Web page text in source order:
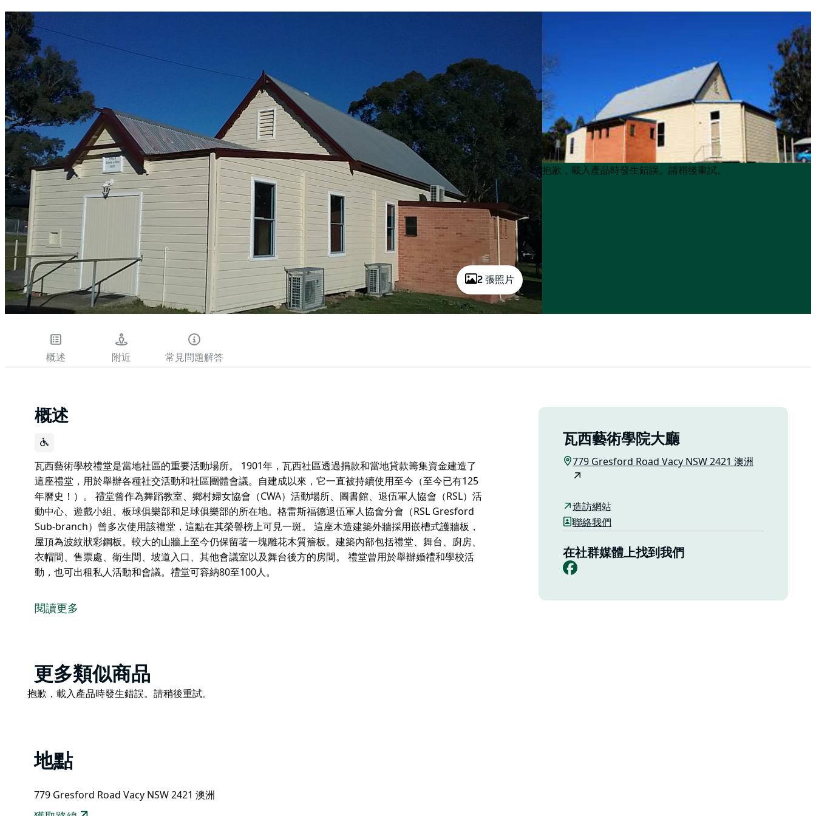
2 張照片
Product
Product
抱歉，載入產品時發生錯誤。請稍後重試。
概述 附近 常見問題解答
概述
瓦西藝術學校禮堂是當地社區的重要活動場所。 1901年，瓦西社區透過捐款和當地貸款籌集資金建造了
這座禮堂，用於舉辦各種社交活動和社區團體會議。自建成以來，它一直被持續使用至今（至今已有125
年曆史！）。 禮堂曾作為舞蹈教室、鄉村婦女協會（CWA）活動場所、圖書館、退伍軍人協會（RSL）活
動中心、遊戲小組、板球俱樂部和足球俱樂部的所在地。格雷斯福德退伍軍人協會分會（RSL Gresford
Sub-branch）曾多次使用該禮堂，這點在其榮譽榜上可見一斑。 這座木造建築外牆採用嵌槽式護牆板，
屋頂為波紋狀彩鋼板。較大的山牆上至今仍保留著一塊雕花木質簷板。建築內部包括禮堂、舞台、廚房、
衣帽間、售票處、衛生間、坡道入口、其他會議室以及舞台後方的房間。 禮堂曾用於舉辦婚禮和學校活
動，也可出租私人活動和會議。禮堂可容納80至100人。
這座禮堂，用於舉辦各種社交活動和社區團體會議。自建成以來，它一直被持續使用至今（至今已有125
年曆史！）。
曾多次使用該禮堂，這點在其榮譽榜上可見一斑。
這座木造建築外牆採用嵌槽式護牆板，屋頂為波紋狀彩鋼板。較大的山牆上至今仍保留著一塊雕花木質簷
閱讀更多
瓦西藝術學院大廳
779 Gresford Road Vacy NSW 2421 澳洲
造訪網站
聯絡我們
在社群媒體上找到我們
Facebook
Product
List
更多類似商品
Product
抱歉，載入產品時發生錯誤。請稍後重試。
地點
779 Gresford Road Vacy NSW 2421 澳洲